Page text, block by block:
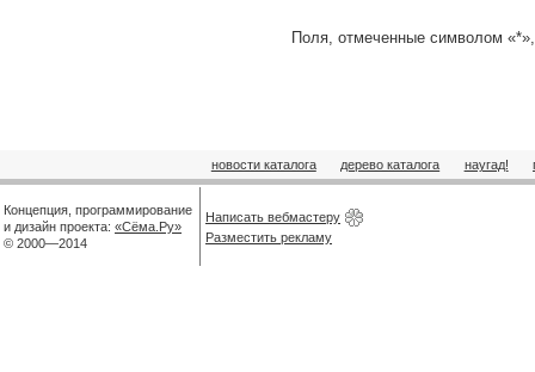
Поля, отмеченные символом
новости каталога дерево каталога наугад!
Концепция, программирование
и дизайн проекта: «Сёма.Ру»
© 2000—2014
Написать вебмастеру
Разместить рекламу